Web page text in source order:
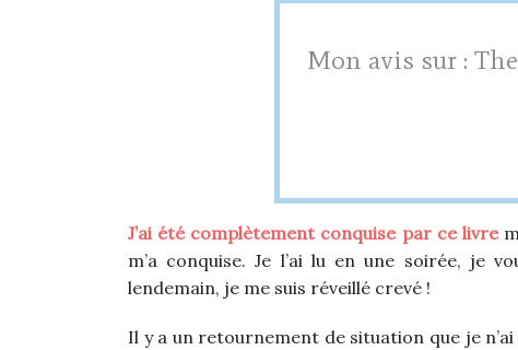
Mon avis sur :
J’ai été complètement conquise par ce livre
m’a conquise. Je l’ai lu en une soirée, je
lendemain, je me suis réveillé crevé !
Il y a un retournement de situation que je